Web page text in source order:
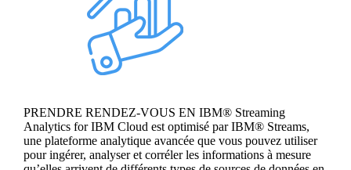
PRENDRE RENDEZ-VOUS EN IBM® Streaming
Analytics for IBM Cloud est optimisé par IBM® Streams,
une plateforme analytique avancée que vous pouvez utiliser
pour ingérer, analyser et corréler les informations à mesure